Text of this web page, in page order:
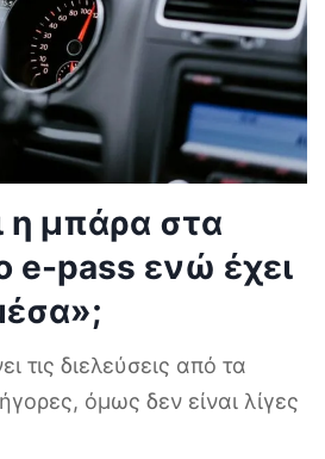
η μπάρα στα
e-pass ενώ έχει
τις διελεύσεις από τα
όμως δεν είναι λίγες